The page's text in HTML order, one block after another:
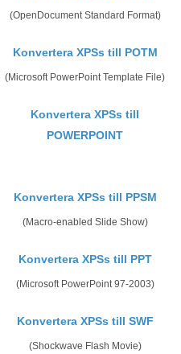
(OpenDocument Standard Format)
Konvertera XPSs till POTM
(Microsoft PowerPoint Template File)
Konvertera XPSs till
POWERPOINT
Konvertera XPSs till PPSM
(Macro-enabled Slide Show)
Konvertera XPSs till PPT
(Microsoft PowerPoint 97-2003)
Konvertera XPSs till SWF
(Shockwave Flash Movie)